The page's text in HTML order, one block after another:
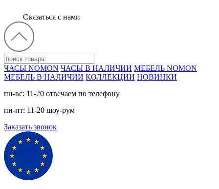
Связаться с нами
ЧАСЫ NOMON ЧАСЫ В НАЛИЧИИ МЕБЕЛЬ NOMON
МЕБЕЛЬ В НАЛИЧИИ КОЛЛЕКЦИИ НОВИНКИ
пн-вс: 11-20 отвечаем по телефону
пн-пт: 11-20 шоу-рум
Заказать звонок